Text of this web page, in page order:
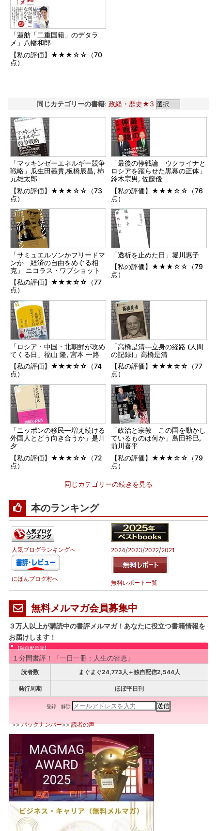
「蓮舫「二重国籍」のデタラ
メ」八幡和郎
【私の評価】★★★☆☆（70
点）
同じカテゴリーの書籍: 政経・歴史★3
「マッキンゼーエネルギー競争
戦略」瓜生田義貴,板橋辰昌, 柿
元雄太郎
【私の評価】★★★☆☆（73
点）
「最後の停戦論 ウクライナと
ロシアを躍らせた黒幕の正体」
鈴木宗男, 佐藤優
【私の評価】★★★☆☆（76
点）
「サミュエルソンかフリードマ
ンか 経済の自由をめぐる相
克」 ニコラス・ワプショット
【私の評価】★★★☆☆（77
点）
「透析を止めた日」堀川惠子
【私の評価】★★★☆☆（79
点）
「ロシア・中国・北朝鮮が攻め
てくる日」福山 隆, 宮本 一路
【私の評価】★★★☆☆（74
点）
「高橋是清―立身の経路 (人間
の記録)」高橋是清
【私の評価】★★★☆☆（77
点）
「ニッポンの移民―増え続ける
外国人とどう向き合うか」是川
夕
【私の評価】★★★☆☆（72
点）
「政治と宗教 この国を動かし
ているものは何か」島田裕巳,
前川喜平
【私の評価】★★★☆☆（79
点）
同じカテゴリーの続きを見る
本のランキング
人気ブログランキングへ
にほんブログ村へ
2024/2023/2022/2021
無料レポート一覧
無料メルマガ会員募集中
３万人以上が購読中の書評メルマガ！あなたに役立つ書籍情報を
お届けします！
【独自配信版】
１分間書評！『一日一冊：人生の智恵』
読者数 まぐまぐ24,773人＋独自配信2,544人
発行周期 ほぼ平日刊
登録 解除
>>バックナンバー>>読者の声